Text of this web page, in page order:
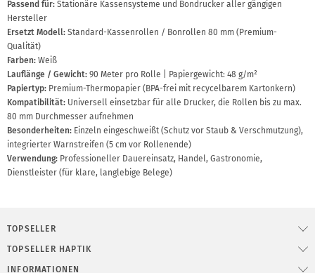
Passend für: Stationäre Kassensysteme und Bondrucker aller gängigen
Hersteller
Ersetzt Modell: Standard-Kassenrollen / Bonrollen 80 mm (Premium-
Qualität)
Farben: Weiß
Lauflänge / Gewicht: 90 Meter pro Rolle | Papiergewicht: 48 g/m²
Papiertyp: Premium-Thermopapier (BPA-frei mit recycelbarem Kartonkern)
Kompatibilität: Universell einsetzbar für alle Drucker, die Rollen bis zu max.
80 mm Durchmesser aufnehmen
Besonderheiten: Einzeln eingeschweißt (Schutz vor Staub & Verschmutzung),
integrierter Warnstreifen (5 cm vor Rollenende)
Verwendung: Professioneller Dauereinsatz, Handel, Gastronomie,
Dienstleister (für klare, langlebige Belege)
TOPSELLER
TOPSELLER HAPTIK
INFORMATIONEN